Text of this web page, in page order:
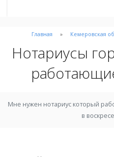
Главная Кемеровская
Нотариусы
Мне нужен нотариус который
в